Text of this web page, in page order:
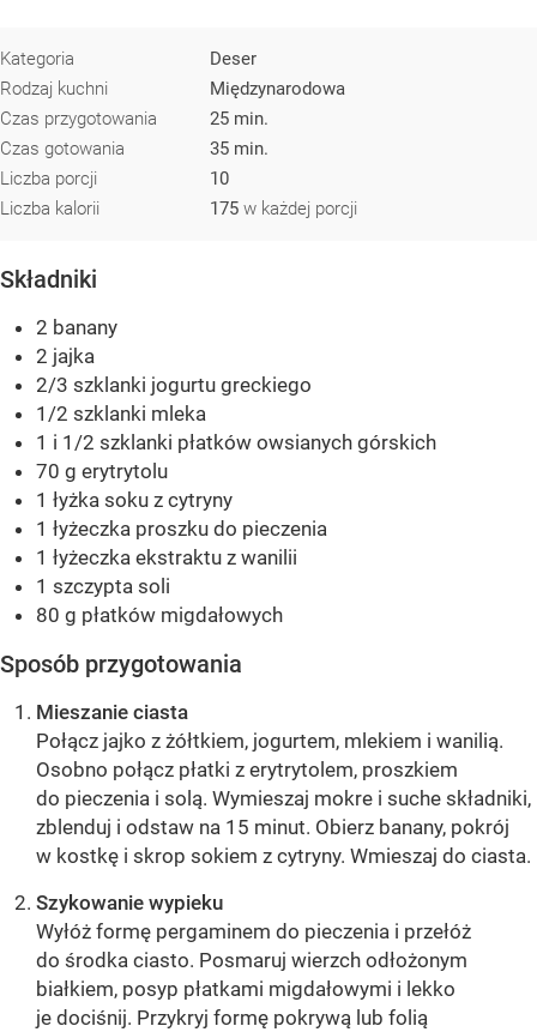
Kategoria
Deser
Rodzaj kuchni
Międzynarodowa
Czas przygotowania
25 min.
Czas gotowania
35 min.
Liczba porcji
10
Liczba kalorii
175 w każdej porcji
Składniki
2 banany
2 jajka
2/3 szklanki jogurtu greckiego
1/2 szklanki mleka
1 i 1/2 szklanki płatków owsianych górskich
70 g erytrytolu
1 łyżka soku z cytryny
1 łyżeczka proszku do pieczenia
1 łyżeczka ekstraktu z wanilii
1 szczypta soli
80 g płatków migdałowych
Sposób przygotowania
Mieszanie ciasta
Połącz jajko z żółtkiem, jogurtem, mlekiem i wanilią.
Osobno połącz płatki z erytrytolem, proszkiem
do pieczenia i solą. Wymieszaj mokre i suche składniki,
zblenduj i odstaw na 15 minut. Obierz banany, pokrój
w kostkę i skrop sokiem z cytryny. Wmieszaj do ciasta.
Szykowanie wypieku
Wyłóż formę pergaminem do pieczenia i przełóż
do środka ciasto. Posmaruj wierzch odłożonym
białkiem, posyp płatkami migdałowymi i lekko
je dociśnij. Przykryj formę pokrywą lub folią